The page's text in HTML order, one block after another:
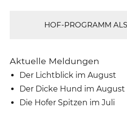
HOF-PROGRAMM
Aktuelle Meldungen
Der Lichtblick im August
Der Dicke Hund im August
Die Hofer Spitzen im Juli